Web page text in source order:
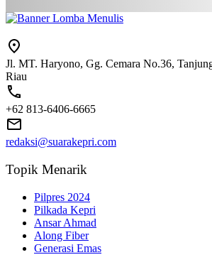
Jl. MT. Haryono, Gg. Cemara No.36,
Riau
+62 813-6406-6665
redaksi@suarakepri.com
Topik Menarik
Pilpres 2024
Pilkada Kepri
Ansar Ahmad
Along Fiber
Generasi Emas